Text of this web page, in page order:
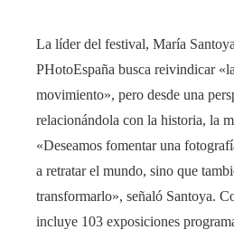
La líder del festival, María
PHotoEspaña busca reivindicar
movimiento», pero desde una
relacionándola con la historia, la
«Deseamos fomentar una
a retratar el mundo, sino que
transformarlo», señaló Santoya.
incluye 103 exposiciones